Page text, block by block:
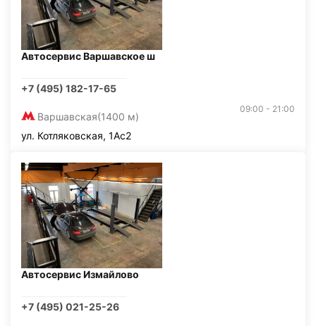
Автосервис Варшавское ш
+7 (495) 182-17-65
Варшавская(1400 м)
09:00 - 21:00
ул. Котляковская, 1Ас2
Автосервис Измайлово
+7 (495) 021-25-26